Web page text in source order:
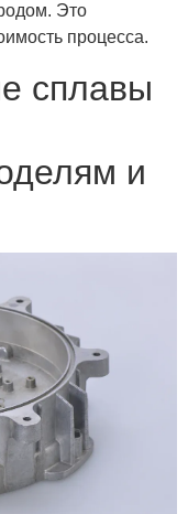
Это
процесса.
сплавы
и